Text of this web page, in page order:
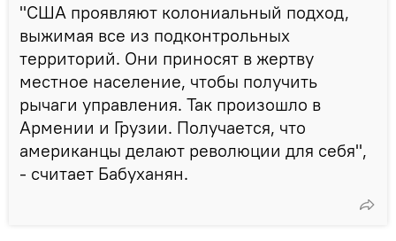
"США проявляют колониальный подход,
выжимая все из подконтрольных
территорий. Они приносят в жертву
местное население, чтобы получить
рычаги управления. Так произошло в
Армении и Грузии. Получается, что
американцы делают революции для себя",
- считает Бабуханян.